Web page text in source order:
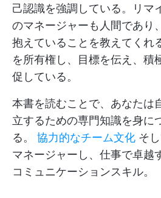
己認識を強調している。リマ
のマネージャーも人間であり
抱えていることを教えてくれ
を所有権し、目標を伝え、積
促している。
本書を読むことで、あなたは
立するための専門知識を身に
る。 協力的なチーム文化 そ
マネージャーし、仕事で卓越
コミュニケーションスキル。